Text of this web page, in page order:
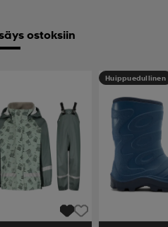
ostoksiin
Huippuedullinen